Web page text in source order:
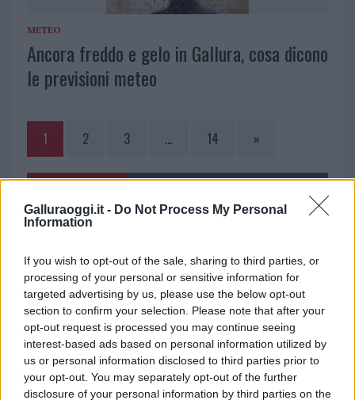
Galluraoggi.it - Do Not Process My Personal
Information
If you wish to opt-out of the sale, sharing to third parties, or
processing of your personal or sensitive information for
targeted advertising by us, please use the below opt-out
section to confirm your selection. Please note that after your
opt-out request is processed you may continue seeing
interest-based ads based on personal information utilized by
us or personal information disclosed to third parties prior to
your opt-out. You may separately opt-out of the further
disclosure of your personal information by third parties on the
METEO
Ancora freddo e gelo in Gallura, cosa dicono
le previsioni meteo
1 2 3 … 14 »
provvisorio a La Maddalena
Allarme truffe a Berchidda, falsi incaricati
bussano alle porte
Notre-Dame de Paris conquista Olbia, la prima